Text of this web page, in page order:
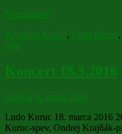
Nezaradené
Klaudius Kováč, Ludo Kuruc,
sola
Koncert 18.3.2016
JaPiKu 8. apríla 2016
Ludo Kuruc 18. marca 2016
Kuruc-spev, Ondrej Krajňák-